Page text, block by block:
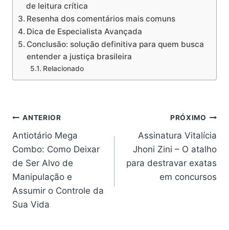
de leitura crítica
Resenha dos comentários mais comuns
Dica de Especialista Avançada
Conclusão: solução definitiva para quem busca
entender a justiça brasileira
Relacionado
Navegação
de
Post
ANTERIOR
Antiotário Mega
Combo: Como Deixar
de Ser Alvo de
Manipulação e
Assumir o Controle da
Sua Vida
PRÓXIMO
Assinatura Vitalícia
Jhoni Zini – O atalho
para destravar exatas
em concursos